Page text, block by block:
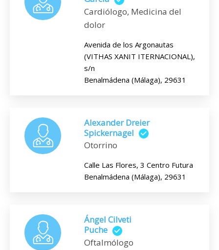
Cardiólogo, Medicina del
dolor
Avenida de los Argonautas
(VITHAS XANIT ITERNACIONAL),
s/n
Benalmádena (Málaga), 29631
Alexander Dreier
Spickernagel
Otorrino
Calle Las Flores, 3 Centro Futura
Benalmádena (Málaga), 29631
Ángel Cilveti
Puche
Oftalmólogo